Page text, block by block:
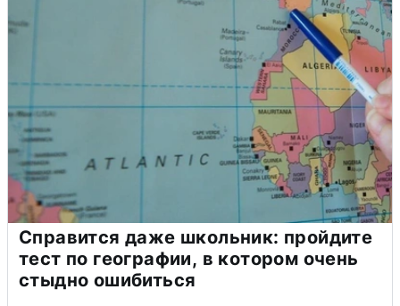
Справится даже школьник: пройдите
тест по географии, в котором очень
стыдно ошибиться